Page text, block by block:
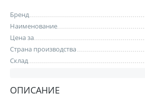
Бренд
Наименование
Цена за
Страна производства
Склад
ОПИСАНИЕ